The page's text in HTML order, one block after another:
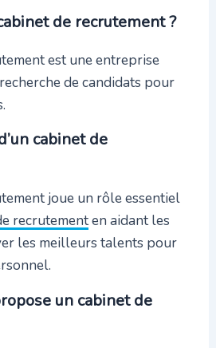
de recrutement ?
est une entreprise
de candidats pour
cabinet de
joue un rôle essentiel
recrutementen aidant les
les meilleurs talents pour
un cabinet de